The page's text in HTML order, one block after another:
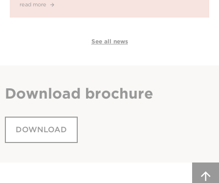
read more
See all news
Download brochure
DOWNLOAD